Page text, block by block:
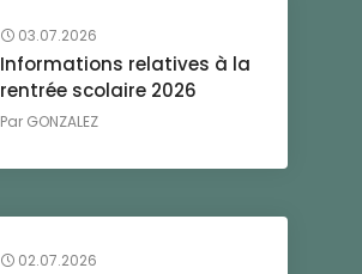
03.07.2026
Informations relatives à la
rentrée scolaire 2026
Par GONZALEZ
02.07.2026